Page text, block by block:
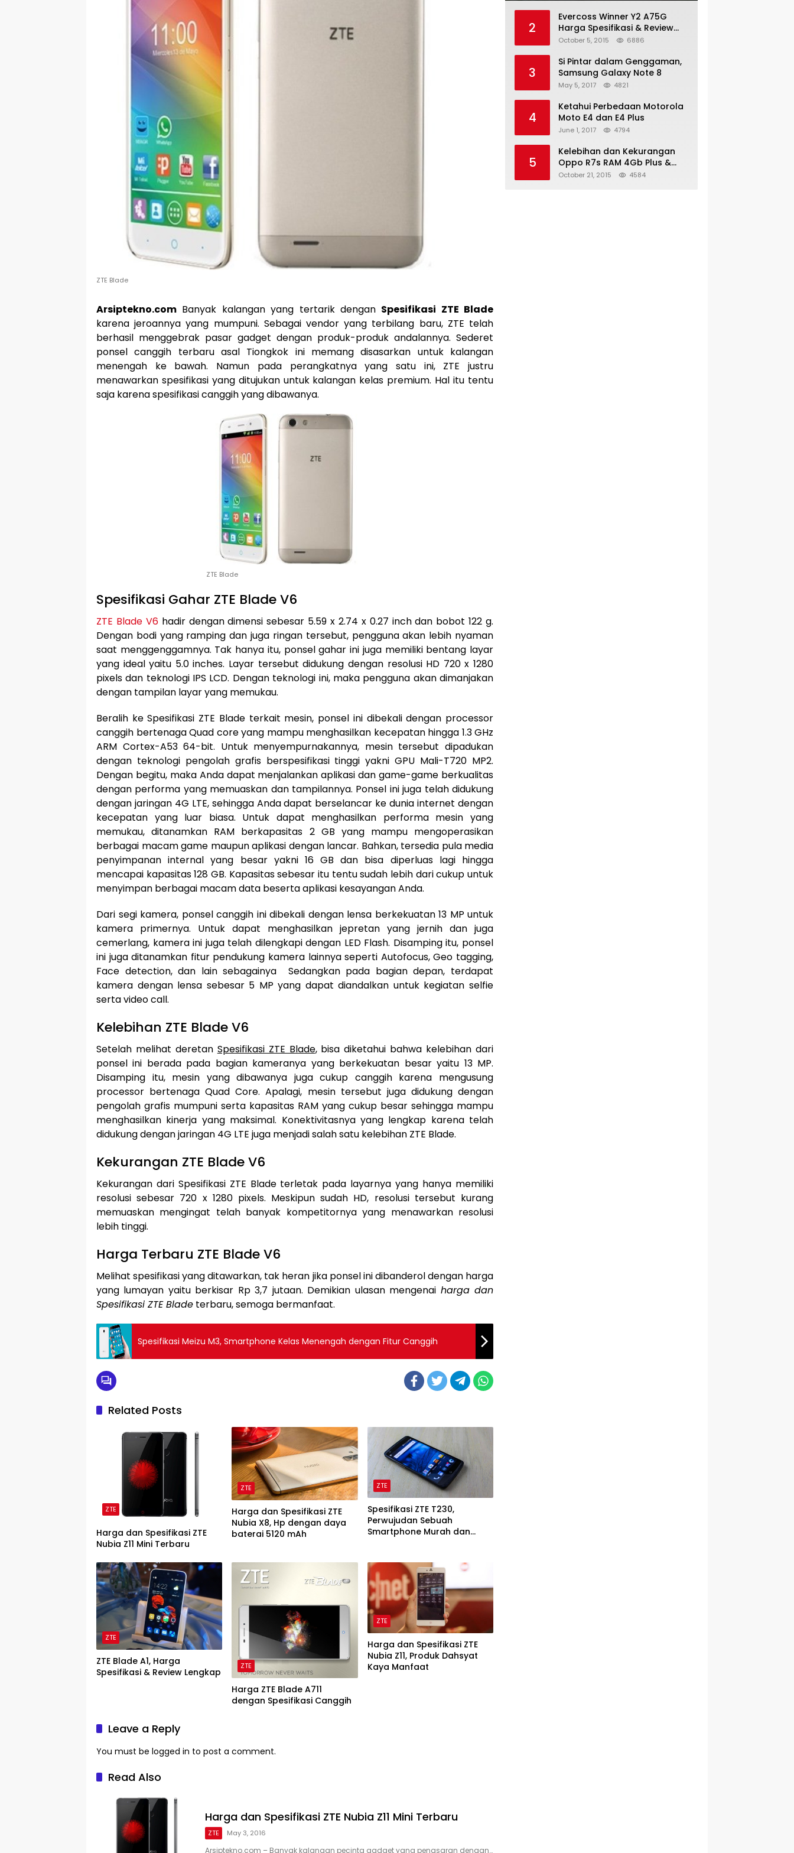
ZTE Blade
Arsiptekno.com Banyak kalangan yang tertarik dengan Spesifikasi ZTE Blade
karena jeroannya yang mumpuni. Sebagai vendor yang terbilang baru, ZTE telah
berhasil menggebrak pasar gadget dengan produk-produk andalannya. Sederet
ponsel canggih terbaru asal Tiongkok ini memang disasarkan untuk kalangan
menengah ke bawah. Namun pada perangkatnya yang satu ini, ZTE justru
menawarkan spesifikasi yang ditujukan untuk kalangan kelas premium. Hal itu tentu
saja karena spesifikasi canggih yang dibawanya.
ZTE Blade
Spesifikasi Gahar ZTE Blade V6
ZTE Blade V6hadir dengan dimensi sebesar 5.59 x 2.74 x 0.27 inch dan bobot 122 g.
Dengan bodi yang ramping dan juga ringan tersebut, pengguna akan lebih nyaman
saat menggenggamnya. Tak hanya itu, ponsel gahar ini juga memiliki bentang layar
yang ideal yaitu 5.0 inches. Layar tersebut didukung dengan resolusi HD 720 x 1280
pixels dan teknologi IPS LCD. Dengan teknologi ini, maka pengguna akan dimanjakan
dengan tampilan layar yang memukau.
Beralih ke Spesifikasi ZTE Blade terkait mesin, ponsel ini dibekali dengan processor
canggih bertenaga Quad core yang mampu menghasilkan kecepatan hingga 1.3 GHz
ARM Cortex-A53 64-bit. Untuk menyempurnakannya, mesin tersebut dipadukan
dengan teknologi pengolah grafis berspesifikasi tinggi yakni GPU Mali-T720 MP2.
Dengan begitu, maka Anda dapat menjalankan aplikasi dan game-game berkualitas
dengan performa yang memuaskan dan tampilannya. Ponsel ini juga telah didukung
dengan jaringan 4G LTE, sehingga Anda dapat berselancar ke dunia internet dengan
kecepatan yang luar biasa. Untuk dapat menghasilkan performa mesin yang
memukau, ditanamkan RAM berkapasitas 2 GB yang mampu mengoperasikan
berbagai macam game maupun aplikasi dengan lancar. Bahkan, tersedia pula media
penyimpanan internal yang besar yakni 16 GB dan bisa diperluas lagi hingga
mencapai kapasitas 128 GB. Kapasitas sebesar itu tentu sudah lebih dari cukup untuk
menyimpan berbagai macam data beserta aplikasi kesayangan Anda.
Dari segi kamera, ponsel canggih ini dibekali dengan lensa berkekuatan 13 MP untuk
kamera primernya. Untuk dapat menghasilkan jepretan yang jernih dan juga
cemerlang, kamera ini juga telah dilengkapi dengan LED Flash. Disamping itu, ponsel
ini juga ditanamkan fitur pendukung kamera lainnya seperti Autofocus, Geo tagging,
Face detection, dan lain sebagainya Sedangkan pada bagian depan, terdapat
kamera dengan lensa sebesar 5 MP yang dapat diandalkan untuk kegiatan selfie
serta video call.
Kelebihan ZTE Blade V6
Setelah melihat deretan Spesifikasi ZTE Blade, bisa diketahui bahwa kelebihan dari
ponsel ini berada pada bagian kameranya yang berkekuatan besar yaitu 13 MP.
Disamping itu, mesin yang dibawanya juga cukup canggih karena mengusung
processor bertenaga Quad Core. Apalagi, mesin tersebut juga didukung dengan
pengolah grafis mumpuni serta kapasitas RAM yang cukup besar sehingga mampu
menghasilkan kinerja yang maksimal. Konektivitasnya yang lengkap karena telah
didukung dengan jaringan 4G LTE juga menjadi salah satu kelebihan ZTE Blade.
Kekurangan ZTE Blade V6
Kekurangan dari Spesifikasi ZTE Blade terletak pada layarnya yang hanya memiliki
resolusi sebesar 720 x 1280 pixels. Meskipun sudah HD, resolusi tersebut kurang
memuaskan mengingat telah banyak kompetitornya yang menawarkan resolusi
lebih tinggi.
Harga Terbaru ZTE Blade V6
Melihat spesifikasi yang ditawarkan, tak heran jika ponsel ini dibanderol dengan harga
yang lumayan yaitu berkisar Rp 3,7 jutaan. Demikian ulasan mengenai harga dan
Spesifikasi ZTE Blade terbaru, semoga bermanfaat.
Spesifikasi Meizu M3, Smartphone Kelas Menengah dengan Fitur Canggih
Related Posts
ZTE
Harga dan Spesifikasi ZTE
Nubia Z11 Mini Terbaru
ZTE
Harga dan Spesifikasi ZTE
Nubia X8, Hp dengan daya
baterai 5120 mAh
ZTE
Spesifikasi ZTE T230,
Perwujudan Sebuah
Smartphone Murah dan
ZTE
ZTE Blade A1, Harga
Spesifikasi & Review Lengkap
ZTE
Harga ZTE Blade A711
dengan Spesifikasi Canggih
ZTE
Harga dan Spesifikasi ZTE
Nubia Z11, Produk Dahsyat
Kaya Manfaat
Leave a Reply
You must be logged in to post a comment.
Read Also
Harga dan Spesifikasi ZTE Nubia Z11 Mini Terbaru
ZTE May 3, 2016
Arsiptekno.com – Banyak kalangan pecinta gadget yang penasaran dengan…
2
Evercoss Winner Y2 A75G
Harga Spesifikasi & Review
Lengkap
October 5, 2015 6886
3
Si Pintar dalam Genggaman,
Samsung Galaxy Note 8
May 5, 2017 4821
4
Ketahui Perbedaan Motorola
Moto E4 dan E4 Plus
June 1, 2017 4794
5
Kelebihan dan Kekurangan
Oppo R7s RAM 4Gb Plus &
Minus
October 21, 2015 4584